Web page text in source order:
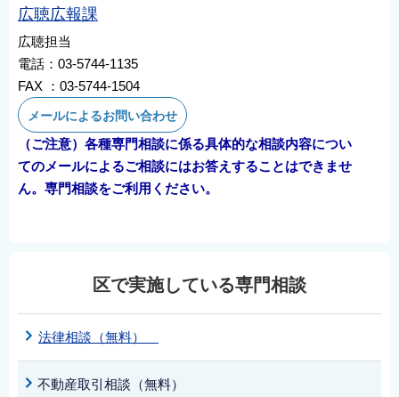
広聴広報課
広聴担当
電話：03-5744-1135
FAX ：03-5744-1504
メールによるお問い合わせ
（ご注意）各種専門相談に係る具体的な相談内容につい
てのメールによるご相談にはお答えすることはできませ
ん。専門相談をご利用ください。
区で実施している専門相談
法律相談（無料）
不動産取引相談（無料）